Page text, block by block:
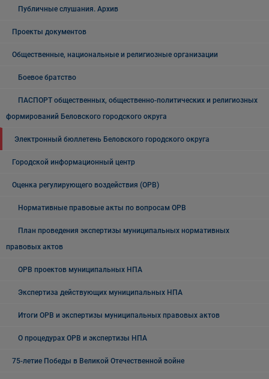
Публичные слушания. Архив
Проекты документов
Общественные, национальные и религиозные организации
Боевое братство
ПАСПОРТ общественных, общественно-политических и религиозных
формирований Беловского городского округа
Электронный бюллетень Беловского городского округа
Городской информационный центр
Оценка регулирующего воздействия (ОРВ)
Нормативные правовые акты по вопросам ОРВ
План проведения экспертизы муниципальных нормативных
правовых актов
ОРВ проектов муниципальных НПА
Экспертиза действующих муниципальных НПА
Итоги ОРВ и экспертизы муниципальных правовых актов
О процедурах ОРВ и экспертизы НПА
75-летие Победы в Великой Отечественной войне